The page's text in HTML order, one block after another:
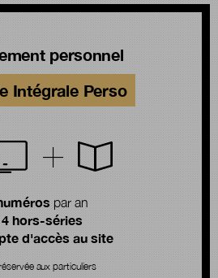
personnel
Intégrale Perso
par an
4 hors-séries
d'accès au site
aux particuliers